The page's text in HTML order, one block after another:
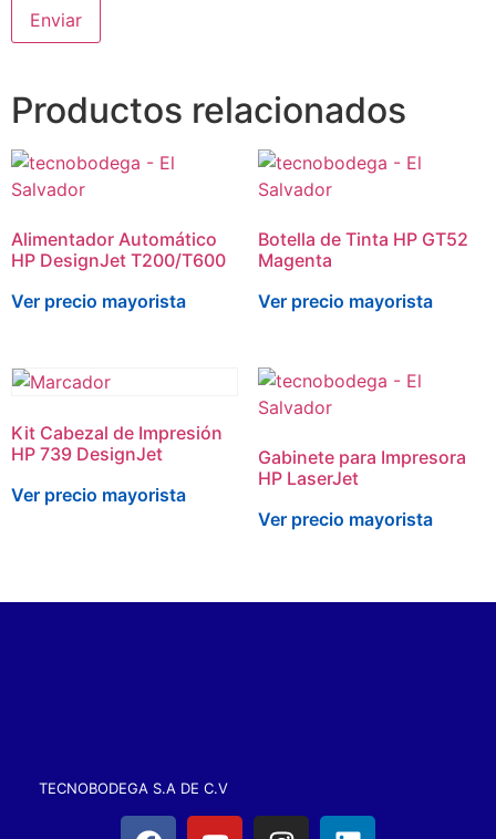
Productos relacionados
Alimentador Automático
HP DesignJet T200/T600
Ver precio mayorista
Botella de Tinta HP GT52
Magenta
Ver precio mayorista
Kit Cabezal de Impresión
HP 739 DesignJet
Ver precio mayorista
Gabinete para Impresora
HP LaserJet
Ver precio mayorista
TECNOBODEGA S.A DE C.V